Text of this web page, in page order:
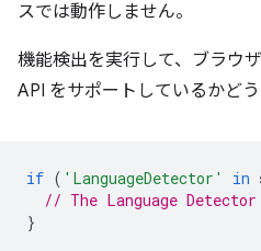
スでは動作しません。
機能検出を実行して、ブラウ
API をサポートしているかどう
if ( 'LanguageDetector' in
// The Language
}